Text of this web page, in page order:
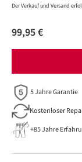
Der Verkauf und Versand
99,95 €
5 Jahre Garantie
Kostenloser
+85 Jahre